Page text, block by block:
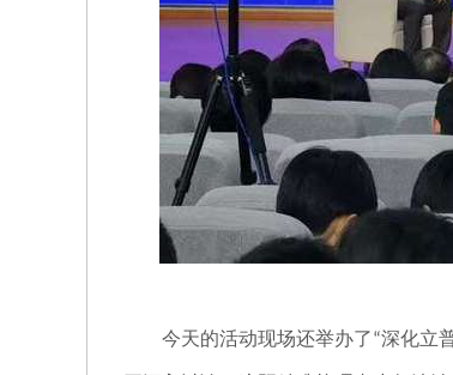
今天的活动现场还举办了“深化立